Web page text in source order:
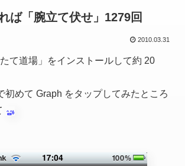
ば「腕立て伏せ」1279回
2010.03.31
て道場」をインストールして約 20
初めて Graph をタップしてみたところ